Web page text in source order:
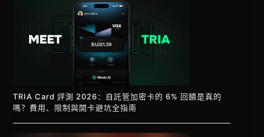
TRIA Card 評測 2026：自託管加密卡的 6% 回饋是真的
嗎？費用、限制與開卡避坑全指南